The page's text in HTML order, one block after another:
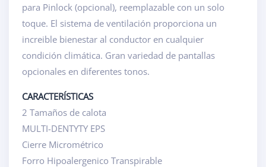
para Pinlock (opcional), reemplazable con un solo
toque. El sistema de ventilación proporciona un
increible bienestar al conductor en cualquier
condición climática. Gran variedad de pantallas
opcionales en diferentes tonos.
CARACTERÍSTICAS
2 Tamaños de calota
MULTI-DENTYTY EPS
Cierre Micrométrico
Forro Hipoalergenico Transpirable